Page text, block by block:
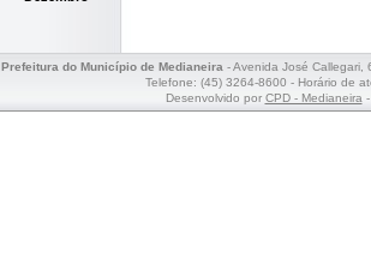
Prefeitura do Município de Medianeira- Avenida José Callegari,
Telefone: (45) 3264-8600 - Horário de
Desenvolvido por CPD - Medianeira-